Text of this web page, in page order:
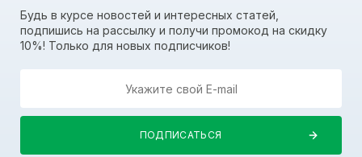
Будь в курсе новостей и интересных статей,
подпишись на рассылку и получи промокод на скидку
10%! Только для новых подписчиков!